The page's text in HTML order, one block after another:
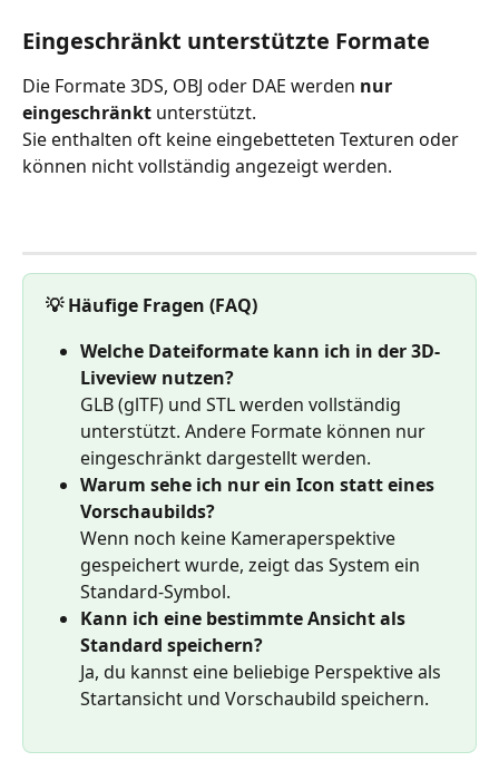
Eingeschränkt unterstützte Formate
Die Formate 3DS, OBJ oder DAE werden nur
eingeschränkt unterstützt.
Sie enthalten oft keine eingebetteten Texturen oder
können nicht vollständig angezeigt werden.
💡 Häufige Fragen (FAQ)
Welche Dateiformate kann ich in der 3D-
Liveview nutzen?
GLB (glTF) und STL werden vollständig
unterstützt. Andere Formate können nur
eingeschränkt dargestellt werden.
Warum sehe ich nur ein Icon statt eines
Vorschaubilds?
Wenn noch keine Kameraperspektive
gespeichert wurde, zeigt das System ein
Standard-Symbol.
Kann ich eine bestimmte Ansicht als
Standard speichern?
Ja, du kannst eine beliebige Perspektive als
Startansicht und Vorschaubild speichern.